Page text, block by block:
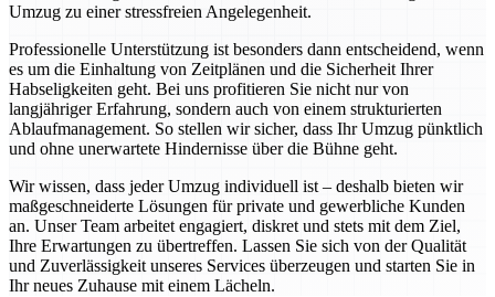
Umzug zu einer stressfreien Angelegenheit.
Professionelle Unterstützung ist besonders dann entscheidend, wenn
es um die Einhaltung von Zeitplänen und die Sicherheit Ihrer
Habseligkeiten geht. Bei uns profitieren Sie nicht nur von
langjähriger Erfahrung, sondern auch von einem strukturierten
Ablaufmanagement. So stellen wir sicher, dass Ihr Umzug pünktlich
und ohne unerwartete Hindernisse über die Bühne geht.
Wir wissen, dass jeder Umzug individuell ist – deshalb bieten wir
maßgeschneiderte Lösungen für private und gewerbliche Kunden
an. Unser Team arbeitet engagiert, diskret und stets mit dem Ziel,
Ihre Erwartungen zu übertreffen. Lassen Sie sich von der Qualität
und Zuverlässigkeit unseres Services überzeugen und starten Sie in
Ihr neues Zuhause mit einem Lächeln.